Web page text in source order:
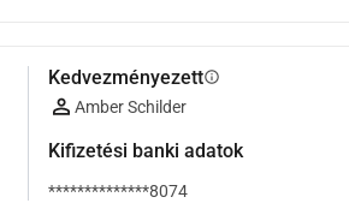
Kedvezményezettinfo
Amber Schilder
Kifizetési banki adatok
**************8074